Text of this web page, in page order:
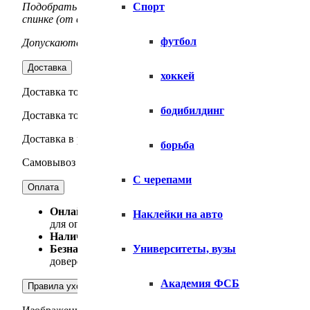
Спорт
футбол
хоккей
бодибилдинг
борьба
С черепами
Наклейки на авто
Университеты, вузы
Академия ФСБ
Подобрать нужный размер совсем не сложно. Возьмите
спинке (от верхней точки плеча до низа). Сверьте данные с
Допускаются технологические отклонения от указанных
Доставка
Доставка товара по Москве — осуществляется силами
Доставка товара по МО — осуществляется силами
Доставка в регионы — Осуществляется силами СДЭК,
Самовывоз товара — Москва, м. Строгино, Маршала
Оплата
Онлайн-оплат а. Вы можете оплатить заказ,
для оплаты.
Наличный расчет
. Только для физических лиц.
Безналичный расчет. Оплата производится на
доверенность от организации с правом подписи
Правила ухода